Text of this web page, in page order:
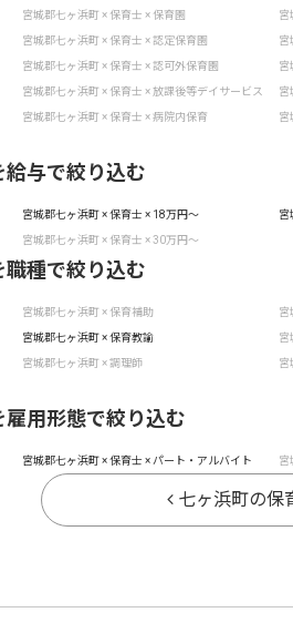
宮城郡七ヶ浜町 × 保育士 × 保育園 宮
宮城郡七ヶ浜町 × 保育士 × 認定保育園 宮
宮城郡七ヶ浜町 × 保育士 × 認可外保育園 宮
宮城郡七ヶ浜町 × 保育士 × 放課後等デイサービス 宮
宮城郡七ヶ浜町 × 保育士 × 病院内保育 宮
与で絞り込む
宮城郡七ヶ浜町 × 保育士 × 18万円〜 宮
宮城郡七ヶ浜町 × 保育士 × 30万円〜
種で絞り込む
宮城郡七ヶ浜町 × 保育補助 宮
宮城郡七ヶ浜町 × 保育教諭 宮
宮城郡七ヶ浜町 × 調理師 宮
用形態で絞り込む
宮城郡七ヶ浜町 × 保育士 × パート・アルバイト 宮
七ヶ浜町の保